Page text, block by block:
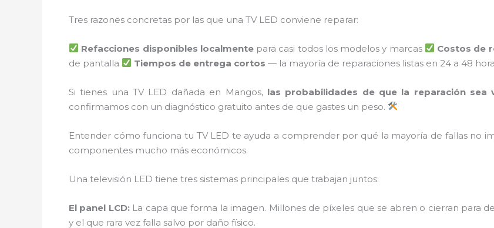
Tres razones concretas por las que una TV LED conviene reparar:
Refacciones disponibles localmentepara casi todos los modelos y marcas Costos de
de pantalla
Tiempos de entrega cortos — la mayoría de reparaciones listas en 24 a 48
Si tienes una TV LED dañada en Mangos, las probabilidades de que la reparación sea
confirmamos con un diagnóstico gratuito antes de que gastes un peso.
Entender cómo funciona tu TV LED te ayuda a comprender por qué la mayoría de fallas no
componentes mucho más económicos.
Una televisión LED tiene tres sistemas principales que trabajan juntos:
El panel LCD:La capa que forma la imagen. Millones de píxeles que se abren o cierran para
y el que rara vez falla salvo por daño físico.